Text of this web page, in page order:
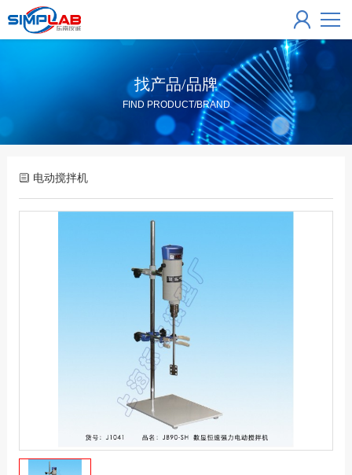
找产品/品牌
FIND PRODUCT/BRAND
电动搅拌机